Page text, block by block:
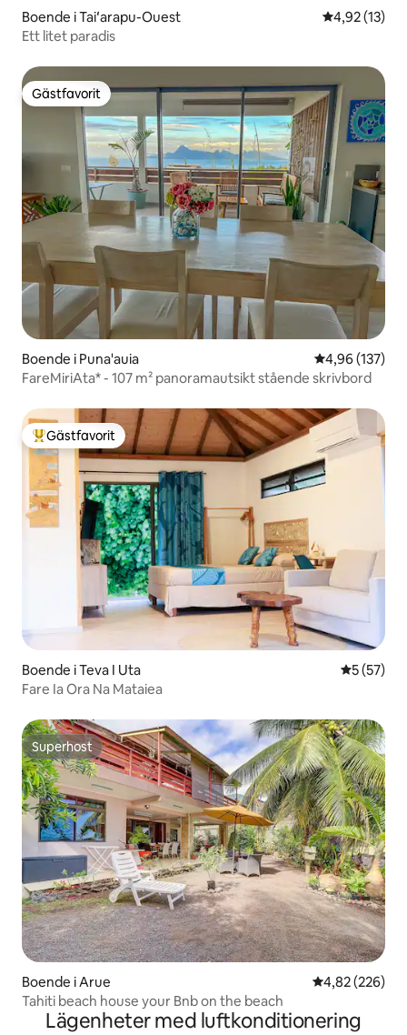
Boende i Taiʻarapu-Ouest 4,92 av 5 i
4,92 (13)
Ett litet paradis
Gästfavorit
Gästfavorit
Boende i Puna'auia 4,96 av 5 i
4,96 (137)
FareMiriAta* - 107 m² panoramautsikt stående skrivbord
Populär gästfavorit
Gästfavorit
Boende i Teva I Uta 5 av 5 i
5 (57)
Fare Ia Ora Na Mataiea
Superhost
Superhost
Boende i Arue 4,82 av 5 i
4,82 (226)
Tahiti beach house your Bnb on the beach
Lägenheter med luftkonditionering